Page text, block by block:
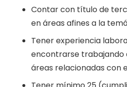
Contar con título de
en áreas afines a la
Tener experiencia
encontrarse
áreas relacionadas con